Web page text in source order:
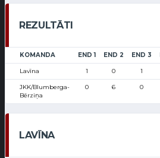
REZULTĀTI
KOMANDA END 1 END 2 END 3
Lavīna 1 0 1
JKK/Blumberga-
Bērziņa
0 6 0
LAVĪNA